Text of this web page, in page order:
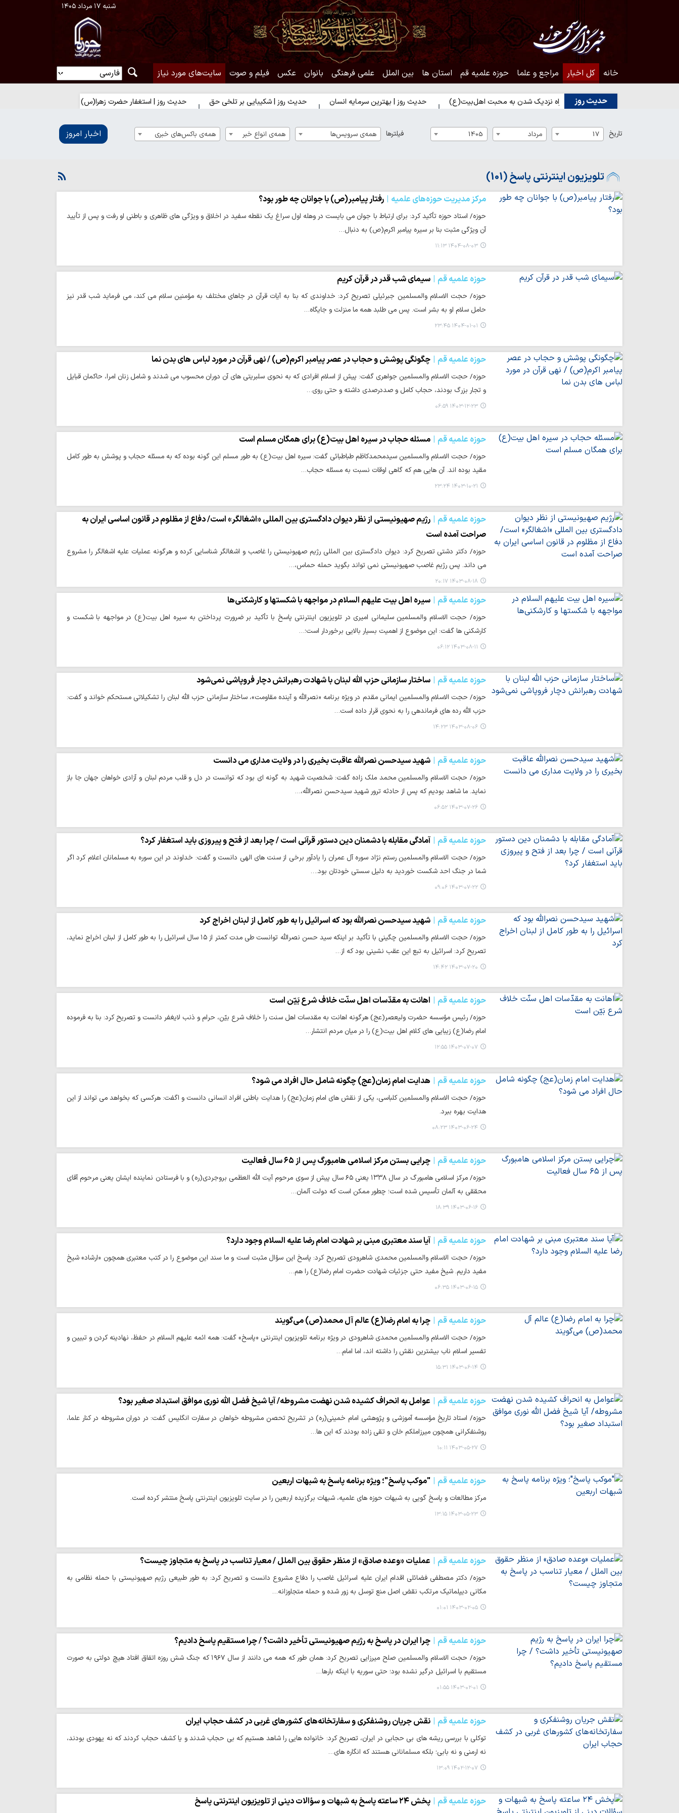
شنبه ۱۷ مرداد ۱۴۰۵
خانه کل اخبار مراجع و علما حوزه علمیه قم استان ها بین الملل علمی فرهنگی بانوان عکس فیلم و صوت سایت‌های مورد نیاز
حدیث روز
حدیث روز | راه نزدیک شدن به محبت اهل‌بیت(ع) حدیث روز | بهترین سرمایه انسان حدیث روز | شکیبایی بر تلخی حق حدیث روز | استغفار حضرت زهرا(س) برای زائران امام حسین(ع)
تاریخ 17 مرداد 1405 فیلترها همه‌ی سرویس‌ها همه‌ی انواع خبر همه‌ی باکس‌های خبری اخبار امروز
تلویزیون اینترنتی پاسخ (101)
مرکز مدیریت حوزه‌های علمیه رفتار پیامبر(ص) با جوانان چه طور بود؟
حوزه/ استاد حوزه تأکید کرد: برای ارتباط با جوان می بایست در وهله اول سراغ یک نقطه سفید در اخلاق و ویژگی های ظاهری و باطنی او رفت و پس از تأیید
آن ویژگی مثبت بنا بر سیره پیامبر اکرم(ص) به دنبال…
۱۴۰۴-۰۸-۰۳ ۱۱:۱۳
حوزه علمیه قم سیمای شب قدر در قرآن کریم
حوزه/ حجت الاسلام والمسلمین جبرئیلی تصریح کرد: خداوندی که بنا به آیات قرآن در جاهای مختلف به مؤمنین سلام می کند، می فرماید شب قدر نیز
حامل سلام او به بشر است. پس می طلبد همه ما منزلت و جایگاه…
۱۴۰۴-۰۱-۰۱ ۲۳:۴۵
حوزه علمیه قم چگونگی پوشش و حجاب در عصر پیامبر اکرم(ص) / نهی قرآن در مورد لباس های بدن نما
حوزه/ حجت الاسلام والمسلمین جواهری گفت: پیش از اسلام افرادی که به نحوی سلبریتی های آن دوران محسوب می شدند و شامل زنان امرا، حاکمان قبایل
و تجار بزرگ بودند، حجاب کامل و صددرصدی داشته و حتی روی…
۱۴۰۳-۱۲-۲۳ ۰۶:۵۹
حوزه علمیه قم مسئله حجاب در سیره اهل بیت(ع) برای همگان مسلم است
حوزه/ حجت الاسلام والمسلمین سیدمحمدکاظم طباطبائی گفت: سیره اهل بیت(ع) به طور مسلم این گونه بوده که به مسئله حجاب و پوشش به طور کامل
مقید بوده اند. آن هایی هم که گاهی اوقات نسبت به مسئله حجاب…
۱۴۰۳-۱۰-۲۱ ۲۳:۲۴
حوزه علمیه قم
رژیم صهیونیستی از نظر دیوان دادگستری بین المللی «اشغالگر» است/ دفاع از مظلوم در قانون اساسی ایران به
صراحت آمده است
حوزه/ دکتر دشتی تصریح کرد: دیوان دادگستری بین المللی رژیم صهیونیستی را غاصب و اشغالگر شناسایی کرده و هرگونه عملیات علیه اشغالگر را مشروع
می داند. پس رژیم غاصب صهیونیستی نمی تواند بگوید حمله حماس،…
۱۴۰۳-۰۸-۱۸ ۲۰:۱۷
حوزه علمیه قم سیره اهل بیت علیهم السلام در مواجهه با شکست‎ها و کارشکنی‌ها
حوزه/ حجت الاسلام والمسلمین سلیمانی امیری در تلویزیون اینترنتی پاسخ با تأکید بر ضرورت پرداختن به سیره اهل بیت(ع) در مواجهه با شکست و
کارشکنی ها گفت: این موضوع از اهمیت بسیار بالایی برخوردار است؛…
۱۴۰۳-۰۸-۱۱ ۰۶:۱۲
حوزه علمیه قم ساختار سازمانی حزب الله لبنان با شهادت رهبرانش دچار فروپاشی نمی‌شود
حوزه/ حجت الاسلام والمسلمین ایمانی مقدم در ویژه برنامه «نصرالله و آینده مقاومت»، ساختار سازمانی حزب الله لبنان را تشکیلاتی مستحکم خواند و گفت:
حزب الله رده های فرماندهی را به نحوی قرار داده است…
۱۴۰۳-۰۸-۰۶ ۱۴:۲۳
حوزه علمیه قم شهید سیدحسن نصرالله عاقبت بخیری را در ولایت مداری می دانست
حوزه/ حجت الاسلام والمسلمین محمد ملک زاده گفت: شخصیت شهید به گونه ای بود که توانست در دل و قلب مردم لبنان و آزادی خواهان جهان جا باز
نماید. ما شاهد بودیم که پس از حادثه ترور شهید سیدحسن نصرالله،…
۱۴۰۳-۰۷-۲۶ ۰۶:۵۲
حوزه علمیه قم آمادگی مقابله با دشمنان دین دستور قرآنی است / چرا بعد از فتح و پیروزی باید استغفار کرد؟
حوزه/ حجت الاسلام والمسلمین رستم نژاد سوره آل عمران را یادآور برخی از سنت های الهی دانست و گفت: خداوند در این سوره به مسلمانان اعلام کرد اگر
شما در جنگ احد شکست خوردید به دلیل سستی خودتان بود.…
۱۴۰۳-۰۷-۲۲ ۰۹:۰۶
حوزه علمیه قم شهید سیدحسن نصرالله بود که اسرائیل را به طور کامل از لبنان اخراج کرد
حوزه/ حجت الاسلام والمسلمین چگینی با تأکید بر اینکه سید حسن نصرالله توانست طی مدت کمتر از ۱۵ سال اسرائیل را به طور کامل از لبنان اخراج نماید،
تصریح کرد: اسرائیل به تبع این عقب نشینی بود که از…
۱۴۰۳-۰۷-۲۰ ۱۴:۴۲
حوزه علمیه قم اهانت به مقدّسات اهل سنّت خلاف شرع بَیّن است
حوزه/ رئیس مؤسسه حضرت ولیعصر(عج) هرگونه اهانت به مقدسات اهل سنت را خلاف شرع بیّن، حرام و ذنب لایغفر دانست و تصریح کرد: بنا به فرموده
امام رضا(ع) زیبایی های کلام اهل بیت(ع) را در میان مردم انتشار…
۱۴۰۳-۰۷-۰۷ ۱۲:۵۵
حوزه علمیه قم هدایت امام زمان(عج) چگونه شامل حال افراد می شود؟
حوزه/ حجت الاسلام والمسلمین کلباسی، یکی از نقش های امام زمان(عج) را هدایت باطنی افراد انسانی دانست و اگفت: هرکسی که بخواهد می تواند از این
هدایت بهره ببرد.
۱۴۰۳-۰۶-۲۴ ۰۸:۲۳
حوزه علمیه قم چرایی بستن مرکز اسلامی هامبورگ پس از ۶۵ سال فعالیت
حوزه/ مرکز اسلامی هامبورگ در سال ۱۳۳۸ یعنی ۶۵ سال پیش از سوی مرحوم آیت الله العظمی بروجردی(ره) و با فرستادن نماینده ایشان یعنی مرحوم آقای
محققی به آلمان تأسیس شده است؛ چطور ممکن است که دولت آلمان…
۱۴۰۳-۰۶-۱۶ ۱۸:۳۹
حوزه علمیه قم آیا سند معتبری مبنی بر شهادت امام رضا علیه السلام وجود دارد؟
حوزه/ حجت الاسلام والمسلمین محمدی شاهرودی تصریح کرد: پاسخ این سؤال مثبت است و ما سند این موضوع را در کتب معتبری همچون «ارشاد» شیخ
مفید داریم. شیخ مفید حتی جزئیات شهادت حضرت امام رضا(ع) را هم…
۱۴۰۳-۰۶-۱۵ ۰۶:۳۵
حوزه علمیه قم چرا به امام رضا(ع) عالم آل محمد(ص) می‌گویند
حوزه/ حجت الاسلام والمسلمین محمدی شاهرودی در ویژه برنامه تلویزیون اینترنتی «پاسخ» گفت: همه ائمه علیهم السلام در حفظ، نهادینه کردن و تبیین و
تفسیر اسلام ناب بیشترین نقش را داشته اند، اما امام…
۱۴۰۳-۰۶-۱۴ ۱۵:۳۱
حوزه علمیه قم عوامل به انحراف کشیده شدن نهضت مشروطه/ آیا شیخ فضل الله نوری موافق استبداد صغیر بود؟
حوزه/ استاد تاریخ مؤسسه آموزشی و پژوهشی امام خمینی(ره) در تشریح تحصن مشروطه خواهان در سفارت انگلیس گفت: در دوران مشروطه در کنار علما،
روشنفکرانی همچون میرزاملکم خان و تقی زاده بودند که این ها…
۱۴۰۳-۰۵-۲۷ ۱۰:۱۱
حوزه علمیه قم "موکب پاسخ"؛ ویژه برنامه‌ پاسخ به شبهات اربعین
مرکز مطالعات و پاسخ گویی به شبهات حوزه های علمیه، شبهات برگزیده اربعین را در سایت تلویزیون اینترنتی پاسخ منتشر کرده است.
۱۴۰۳-۰۵-۲۳ ۱۳:۱۵
حوزه علمیه قم عملیات «وعده صادق» از منظر حقوق بین الملل / معیار تناسب در پاسخ به متجاوز چیست؟
حوزه/ دکتر مصطفی فضائلی اقدام ایران علیه اسرائیل غاصب را دفاع مشروع دانست و تصریح کرد: به طور طبیعی رژیم صهیونیستی با حمله نظامی به
مکانی دیپلماتیک مرتکب نقض اصل منع توسل به زور شده و حمله متجاوزانه…
۱۴۰۳-۰۲-۰۵ ۰۱:۰۱
حوزه علمیه قم چرا ایران در پاسخ به رژیم صهیونیستی تأخیر داشت؟ / چرا مستقیم پاسخ دادیم؟
حوزه/ حجت الاسلام والمسلمین صلح میرزایی تصریح کرد: همان طور که همه می دانند از سال ۱۹۶۷ که جنگ شش روزه اتفاق افتاد هیچ دولتی به صورت
مستقیم با اسرائیل درگیر نشده بود؛ حتی سوریه با اینکه بارها…
۱۴۰۳-۰۲-۰۱ ۰۱:۵۵
حوزه علمیه قم نقش جریان روشنفکری و سفارتخانه‌های کشورهای غربی در کشف حجاب ایران
توکلی با بررسی ریشه های بی حجابی در ایران، تصریح کرد: خانواده ‌هایی را شاهد هستیم که بی حجاب شدند و یا کشف حجاب کردند که نه یهودی بودند،
نه ارمنی و نه بابی؛ بلکه مسلمانانی هستند که انگاره‌ های…
۱۴۰۲-۱۲-۰۷ ۱۳:۰۹
حوزه علمیه قم پخش ۲۴ ساعته پاسخ به شبهات و سؤالات دینی از تلویزیون اینترنتی پاسخ